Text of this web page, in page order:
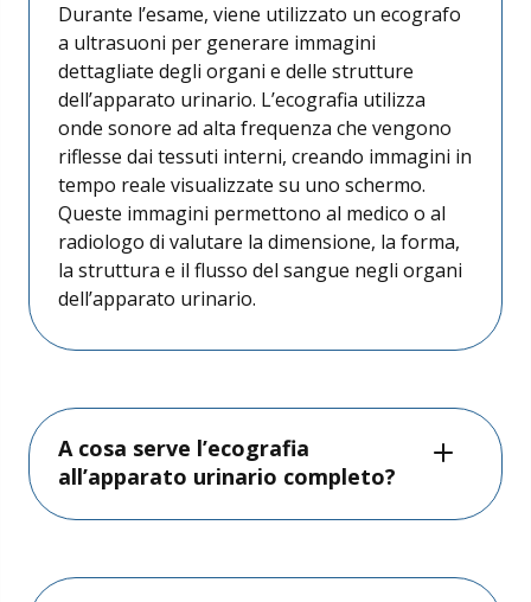
Durante l’esame, viene utilizzato un ecografo
a ultrasuoni per generare immagini
dettagliate degli organi e delle strutture
dell’apparato urinario. L’ecografia utilizza
onde sonore ad alta frequenza che vengono
riflesse dai tessuti interni, creando immagini in
tempo reale visualizzate su uno schermo.
Queste immagini permettono al medico o al
radiologo di valutare la dimensione, la forma,
la struttura e il flusso del sangue negli organi
dell’apparato urinario.
A cosa serve l’ecografia
all’apparato urinario completo?